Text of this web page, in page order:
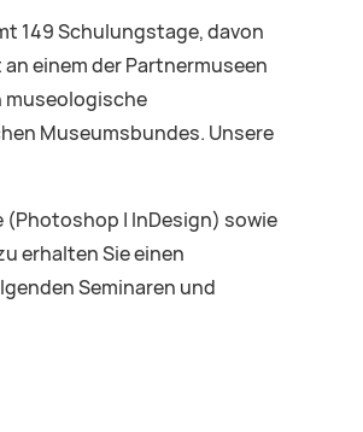
149 Schulungstage, davon
einem der Partnermuseen
museologische
Museumsbundes. Unsere
(Photoshop | InDesign) sowie
erhalten Sie einen
Seminaren und